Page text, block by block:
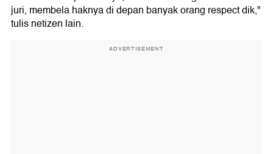
juri, membela haknya di depan banyak orang respect dik,"
tulis netizen lain.
ADVERTISEMENT